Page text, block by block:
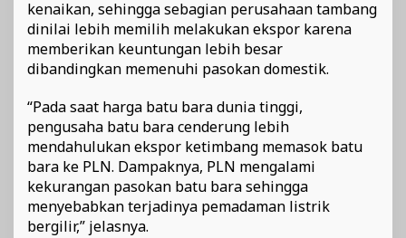
kenaikan, sehingga sebagian perusahaan tambang
dinilai lebih memilih melakukan ekspor karena
memberikan keuntungan lebih besar
dibandingkan memenuhi pasokan domestik.
“Pada saat harga batu bara dunia tinggi,
pengusaha batu bara cenderung lebih
mendahulukan ekspor ketimbang memasok batu
bara ke PLN. Dampaknya, PLN mengalami
kekurangan pasokan batu bara sehingga
menyebabkan terjadinya pemadaman listrik
bergilir,” jelasnya.